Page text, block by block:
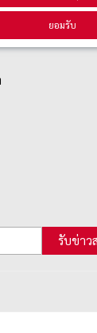
ยอมรับ
รับข่าว